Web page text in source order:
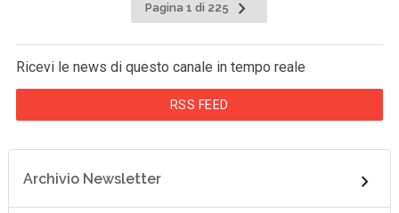
Pagina 1 di 225
Ricevi le news di questo canale in tempo reale
RSS FEED
Archivio Newsletter